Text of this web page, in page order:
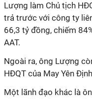
Lượng làm Chủ tịch
trả trước với công ty
66,3 tỷ đồng, chiếm
AAT.
Ngoài ra, ông Lượng
HĐQT của May Yên
Một lãnh đạo khác là